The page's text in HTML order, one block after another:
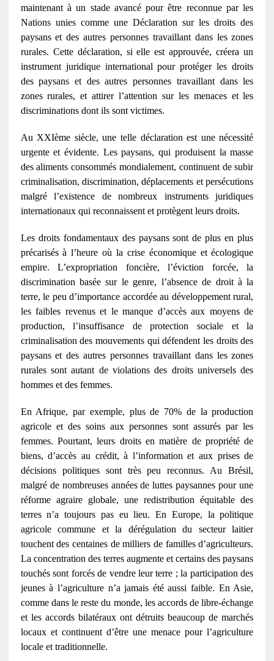
maintenant à un stade avancé pour être reconnue par les
Nations unies comme une Déclaration sur les droits des
paysans et des autres personnes travaillant dans les zones
rurales. Cette déclaration, si elle est approuvée, créera un
instrument juridique international pour protéger les droits
des paysans et des autres personnes travaillant dans les
zones rurales, et attirer l’attention sur les menaces et les
discriminations dont ils sont victimes.
Au XXIème siècle, une telle déclaration est une nécessité
urgente et évidente. Les paysans, qui produisent la masse
des aliments consommés mondialement, continuent de subir
criminalisation, discrimination, déplacements et persécutions
malgré l’existence de nombreux instruments juridiques
internationaux qui reconnaissent et protègent leurs droits.
Les droits fondamentaux des paysans sont de plus en plus
précarisés à l’heure où la crise économique et écologique
empire. L’expropriation foncière, l’éviction forcée, la
discrimination basée sur le genre, l’absence de droit à la
terre, le peu d’importance accordée au développement rural,
les faibles revenus et le manque d’accès aux moyens de
production, l’insuffisance de protection sociale et la
criminalisation des mouvements qui défendent les droits des
paysans et des autres personnes travaillant dans les zones
rurales sont autant de violations des droits universels des
hommes et des femmes.
En Afrique, par exemple, plus de 70% de la production
agricole et des soins aux personnes sont assurés par les
femmes. Pourtant, leurs droits en matière de propriété de
biens, d’accès au crédit, à l’information et aux prises de
décisions politiques sont très peu reconnus. Au Brésil,
malgré de nombreuses années de luttes paysannes pour une
réforme agraire globale, une redistribution équitable des
terres n’a toujours pas eu lieu. En Europe, la politique
agricole commune et la dérégulation du secteur laitier
touchent des centaines de milliers de familles d’agriculteurs.
La concentration des terres augmente et certains des paysans
touchés sont forcés de vendre leur terre ; la participation des
jeunes à l’agriculture n’a jamais été aussi faible. En Asie,
comme dans le reste du monde, les accords de libre-échange
et les accords bilatéraux ont détruits beaucoup de marchés
locaux et continuent d’être une menace pour l’agriculture
locale et traditionnelle.